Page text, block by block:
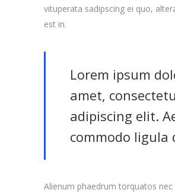
vituperata sadipscing ei quo,
est in.
Lorem ipsum
amet,
adipiscing elit.
commodo ligula
Alienum phaedrum torquatos nec